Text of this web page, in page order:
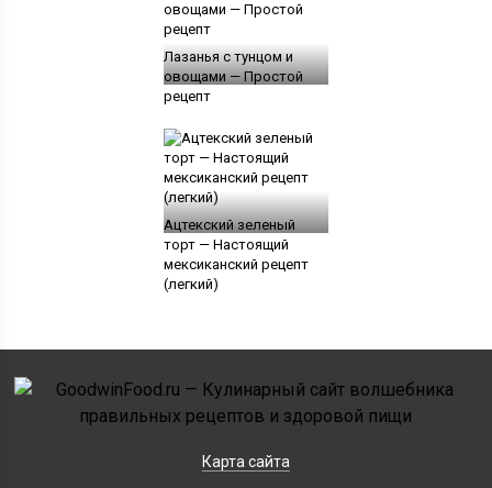
Лазанья с тунцом и
овощами — Простой
рецепт
Ацтекский зеленый
торт — Настоящий
мексиканский рецепт
(легкий)
Карта сайта